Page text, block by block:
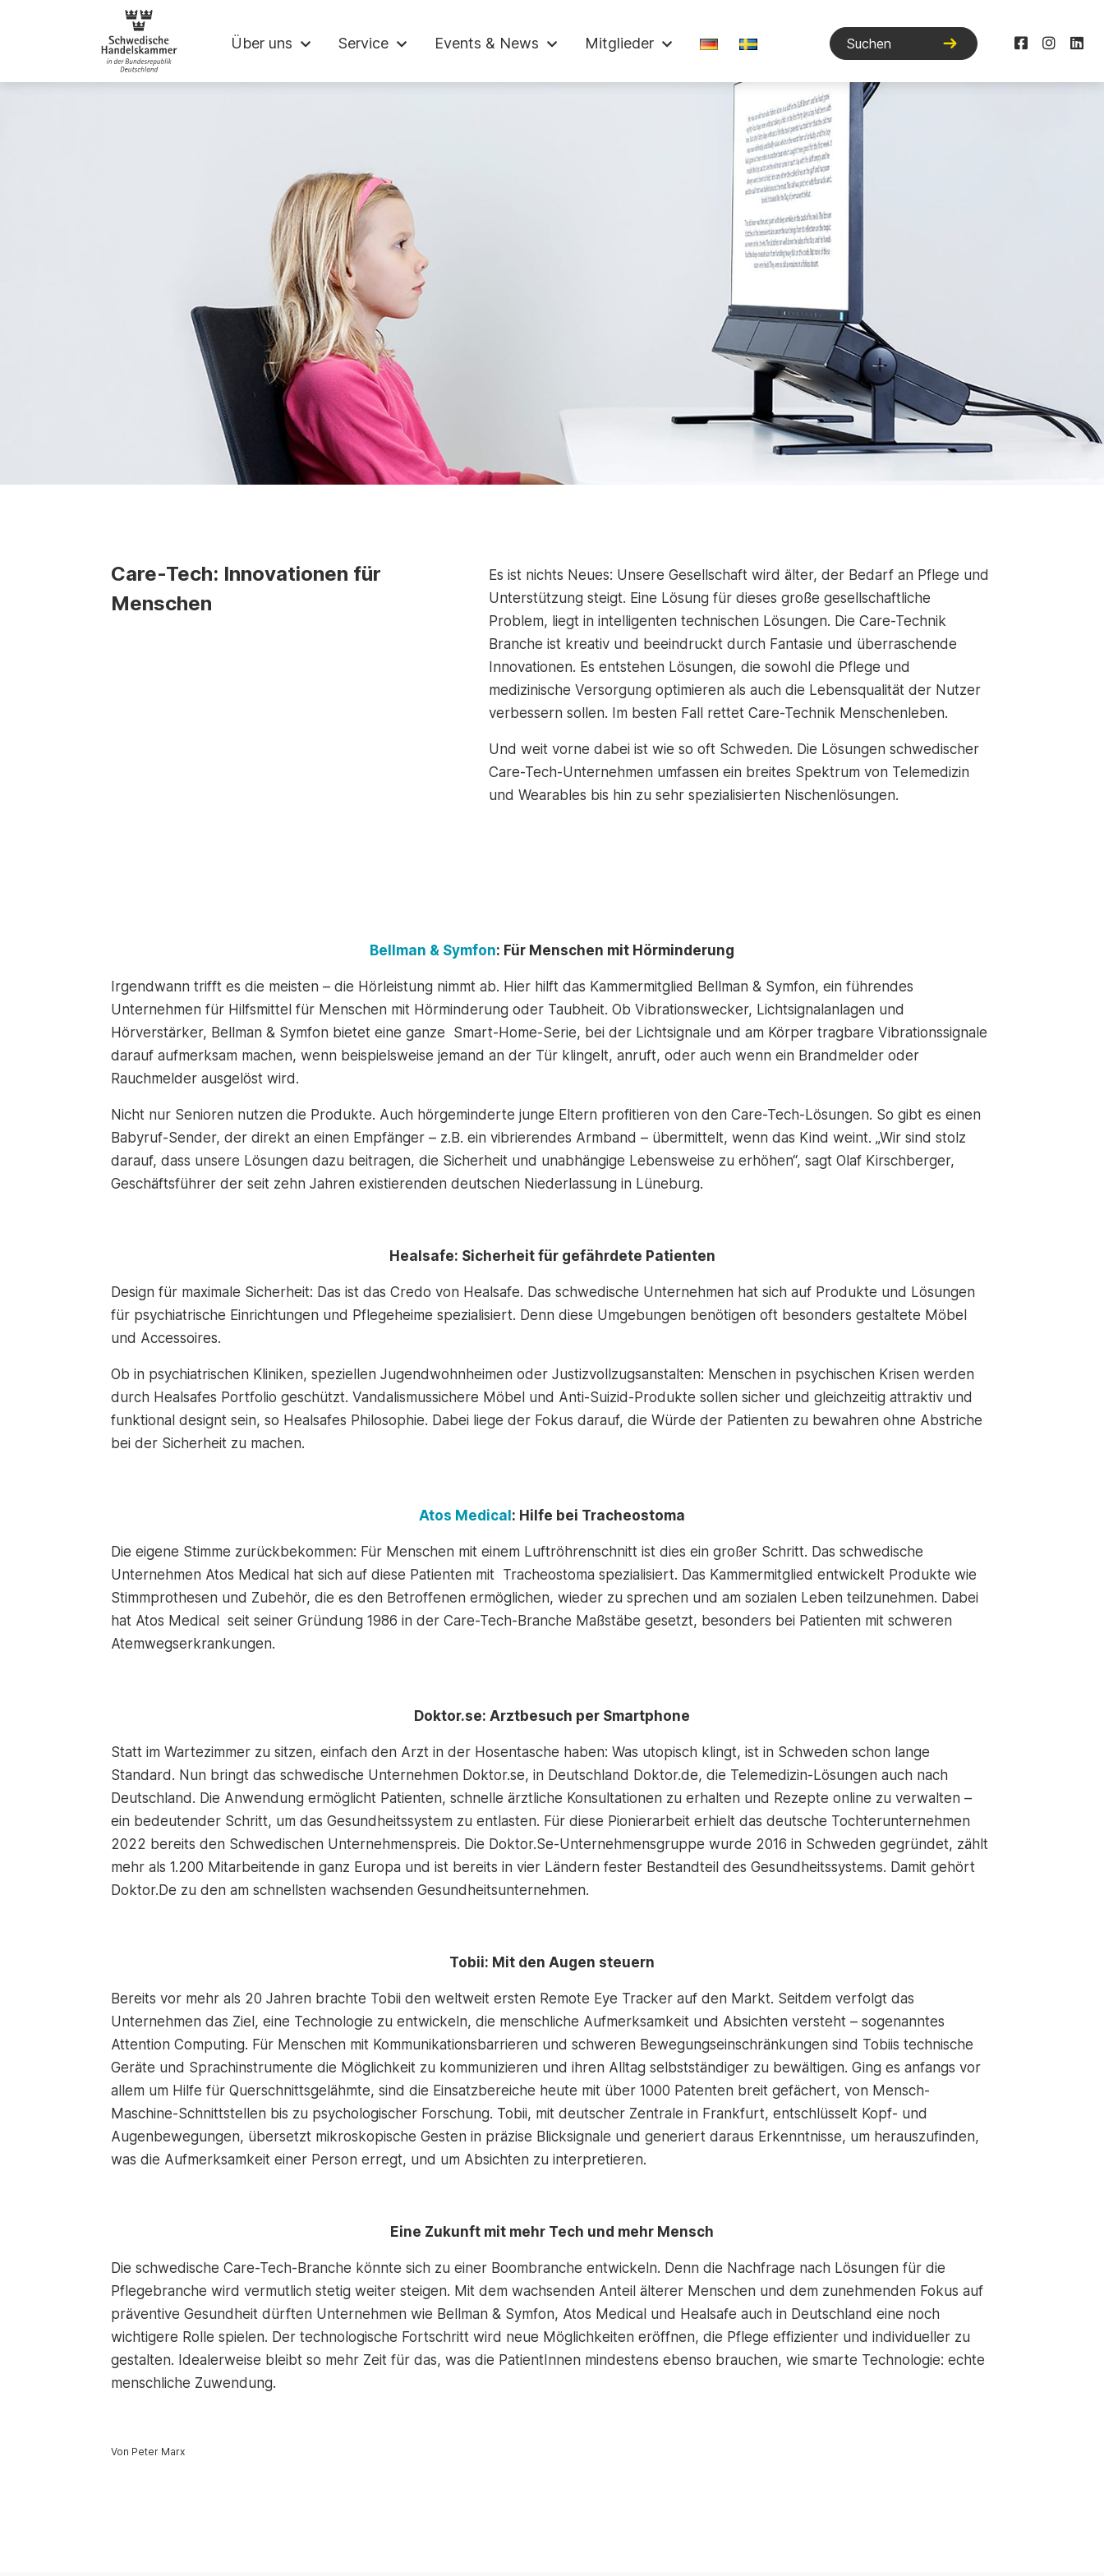
Schwedische Handelskammer
Über uns Service Events & News Mitglieder
Care-Tech: Innovationen für
Menschen
Es ist nichts Neues: Unsere Gesellschaft wird älter, der Bedarf an Pflege und
Unterstützung steigt. Eine Lösung für dieses große gesellschaftliche
Problem, liegt in intelligenten technischen Lösungen. Die Care-Technik
Branche ist kreativ und beeindruckt durch Fantasie und überraschende
Innovationen. Es entstehen Lösungen, die sowohl die Pflege und
medizinische Versorgung optimieren als auch die Lebensqualität der Nutzer
verbessern sollen. Im besten Fall rettet Care-Technik Menschenleben.
Und weit vorne dabei ist wie so oft Schweden. Die Lösungen schwedischer
Care-Tech-Unternehmen umfassen ein breites Spektrum von Telemedizin
und Wearables bis hin zu sehr spezialisierten Nischenlösungen.
Bellman & Symfon: Für Menschen mit Hörminderung
Irgendwann trifft es die meisten – die Hörleistung nimmt ab. Hier hilft das Kammermitglied Bellman & Symfon, ein führendes
Unternehmen für Hilfsmittel für Menschen mit Hörminderung oder Taubheit. Ob Vibrationswecker, Lichtsignalanlagen und
Hörverstärker, Bellman & Symfon bietet eine ganze Smart-Home-Serie, bei der Lichtsignale und am Körper tragbare Vibrationssignale
darauf aufmerksam machen, wenn beispielsweise jemand an der Tür klingelt, anruft, oder auch wenn ein Brandmelder oder
Rauchmelder ausgelöst wird.
Nicht nur Senioren nutzen die Produkte. Auch hörgeminderte junge Eltern profitieren von den Care-Tech-Lösungen. So gibt es einen
Babyruf-Sender, der direkt an einen Empfänger – z.B. ein vibrierendes Armband – übermittelt, wenn das Kind weint. „Wir sind stolz
darauf, dass unsere Lösungen dazu beitragen, die Sicherheit und unabhängige Lebensweise zu erhöhen“, sagt Olaf Kirschberger,
Geschäftsführer der seit zehn Jahren existierenden deutschen Niederlassung in Lüneburg.
Healsafe: Sicherheit für gefährdete Patienten
Design für maximale Sicherheit: Das ist das Credo von Healsafe. Das schwedische Unternehmen hat sich auf Produkte und Lösungen
für psychiatrische Einrichtungen und Pflegeheime spezialisiert. Denn diese Umgebungen benötigen oft besonders gestaltete Möbel
und Accessoires.
Ob in psychiatrischen Kliniken, speziellen Jugendwohnheimen oder Justizvollzugsanstalten: Menschen in psychischen Krisen werden
durch Healsafes Portfolio geschützt. Vandalismussichere Möbel und Anti-Suizid-Produkte sollen sicher und gleichzeitig attraktiv und
funktional designt sein, so Healsafes Philosophie. Dabei liege der Fokus darauf, die Würde der Patienten zu bewahren ohne Abstriche
bei der Sicherheit zu machen.
Atos Medical : Hilfe bei Tracheostoma
Die eigene Stimme zurückbekommen: Für Menschen mit einem Luftröhrenschnitt ist dies ein großer Schritt. Das schwedische
Unternehmen Atos Medical hat sich auf diese Patienten mit Tracheostoma spezialisiert. Das Kammermitglied entwickelt Produkte wie
Stimmprothesen und Zubehör, die es den Betroffenen ermöglichen, wieder zu sprechen und am sozialen Leben teilzunehmen. Dabei
hat Atos Medical seit seiner Gründung 1986 in der Care-Tech-Branche Maßstäbe gesetzt, besonders bei Patienten mit schweren
Atemwegserkrankungen.
Doktor.se: Arztbesuch per Smartphone
Statt im Wartezimmer zu sitzen, einfach den Arzt in der Hosentasche haben: Was utopisch klingt, ist in Schweden schon lange
Standard. Nun bringt das schwedische Unternehmen Doktor.se, in Deutschland Doktor.de, die Telemedizin-Lösungen auch nach
Deutschland. Die Anwendung ermöglicht Patienten, schnelle ärztliche Konsultationen zu erhalten und Rezepte online zu verwalten –
ein bedeutender Schritt, um das Gesundheitssystem zu entlasten. Für diese Pionierarbeit erhielt das deutsche Tochterunternehmen
2022 bereits den Schwedischen Unternehmenspreis. Die Doktor.Se-Unternehmensgruppe wurde 2016 in Schweden gegründet, zählt
mehr als 1.200 Mitarbeitende in ganz Europa und ist bereits in vier Ländern fester Bestandteil des Gesundheitssystems. Damit gehört
Doktor.De zu den am schnellsten wachsenden Gesundheitsunternehmen.
Tobii: Mit den Augen steuern
Bereits vor mehr als 20 Jahren brachte Tobii den weltweit ersten Remote Eye Tracker auf den Markt. Seitdem verfolgt das
Unternehmen das Ziel, eine Technologie zu entwickeln, die menschliche Aufmerksamkeit und Absichten versteht – sogenanntes
Attention Computing. Für Menschen mit Kommunikationsbarrieren und schweren Bewegungseinschränkungen sind Tobiis technische
Geräte und Sprachinstrumente die Möglichkeit zu kommunizieren und ihren Alltag selbstständiger zu bewältigen. Ging es anfangs vor
allem um Hilfe für Querschnittsgelähmte, sind die Einsatzbereiche heute mit über 1000 Patenten breit gefächert, von Mensch-
Maschine-Schnittstellen bis zu psychologischer Forschung. Tobii, mit deutscher Zentrale in Frankfurt, entschlüsselt Kopf- und
Augenbewegungen, übersetzt mikroskopische Gesten in präzise Blicksignale und generiert daraus Erkenntnisse, um herauszufinden,
was die Aufmerksamkeit einer Person erregt, und um Absichten zu interpretieren.
Eine Zukunft mit mehr Tech und mehr Mensch
Die schwedische Care-Tech-Branche könnte sich zu einer Boombranche entwickeln. Denn die Nachfrage nach Lösungen für die
Pflegebranche wird vermutlich stetig weiter steigen. Mit dem wachsenden Anteil älterer Menschen und dem zunehmenden Fokus auf
präventive Gesundheit dürften Unternehmen wie Bellman & Symfon, Atos Medical und Healsafe auch in Deutschland eine noch
wichtigere Rolle spielen. Der technologische Fortschritt wird neue Möglichkeiten eröffnen, die Pflege effizienter und individueller zu
gestalten. Idealerweise bleibt so mehr Zeit für das, was die PatientInnen mindestens ebenso brauchen, wie smarte Technologie: echte
menschliche Zuwendung.
Von Peter Marx